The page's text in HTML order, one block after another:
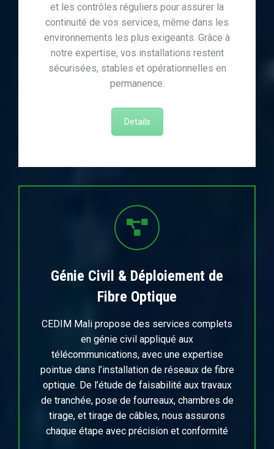
et les contrôles réguliers pour assurer la
continuité de vos services, même dans les
environnements les plus exigeants. Grâce à
notre expertise, vos installations restent
sécurisées, stables et opérationnelles en
permanence.
Details
Génie Civil & Déploiement de
Fibre Optique
CEDIM Mali propose des services complets
en génie civil appliqué aux
télécommunications, avec une expertise
pointue dans l’installation de réseaux de fibre
optique. De l’étude de faisabilité aux travaux
de tranchée, pose de fourreaux, chambres de
tirage, et tirage de câbles, nous assurons
chaque étape avec précision et conformité